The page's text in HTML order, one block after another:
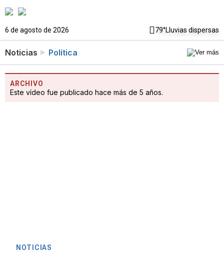
6 de agosto de 2026 79°Lluvias dispersas
Noticias Política
ARCHIVO
Este vídeo fue publicado hace más de 5 años.
NOTICIAS